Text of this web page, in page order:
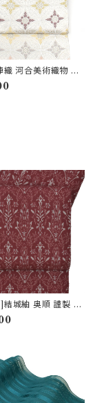
織 河合美術織物 謹
寿笹竜胆七宝文(白
絹 日本製(商品番
結城紬 奥順 謹製 型
飾華文 八寸帯 正絹
番号:22496)